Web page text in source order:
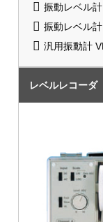
振動レベル
振動レベル
汎用振動計
レベルレコーダ